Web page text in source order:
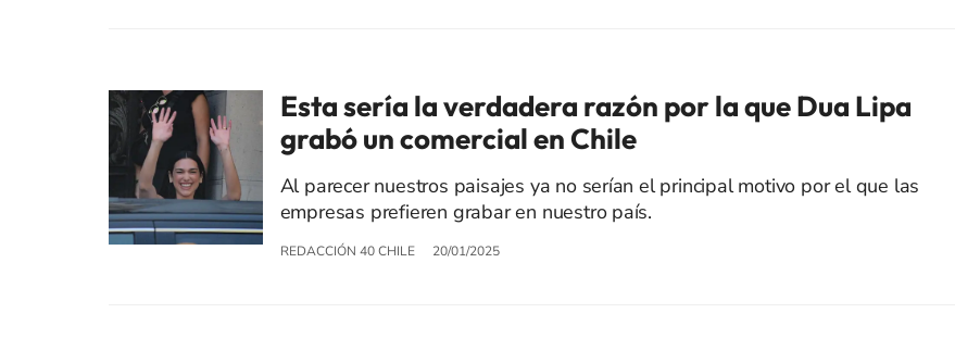
Esta sería la verdadera razón por la que Dua Lipa
grabó un comercial en Chile
Al parecer nuestros paisajes ya no serían el principal motivo por el que las
empresas prefieren grabar en nuestro país.
REDACCIÓN 40 CHILE 20/01/2025